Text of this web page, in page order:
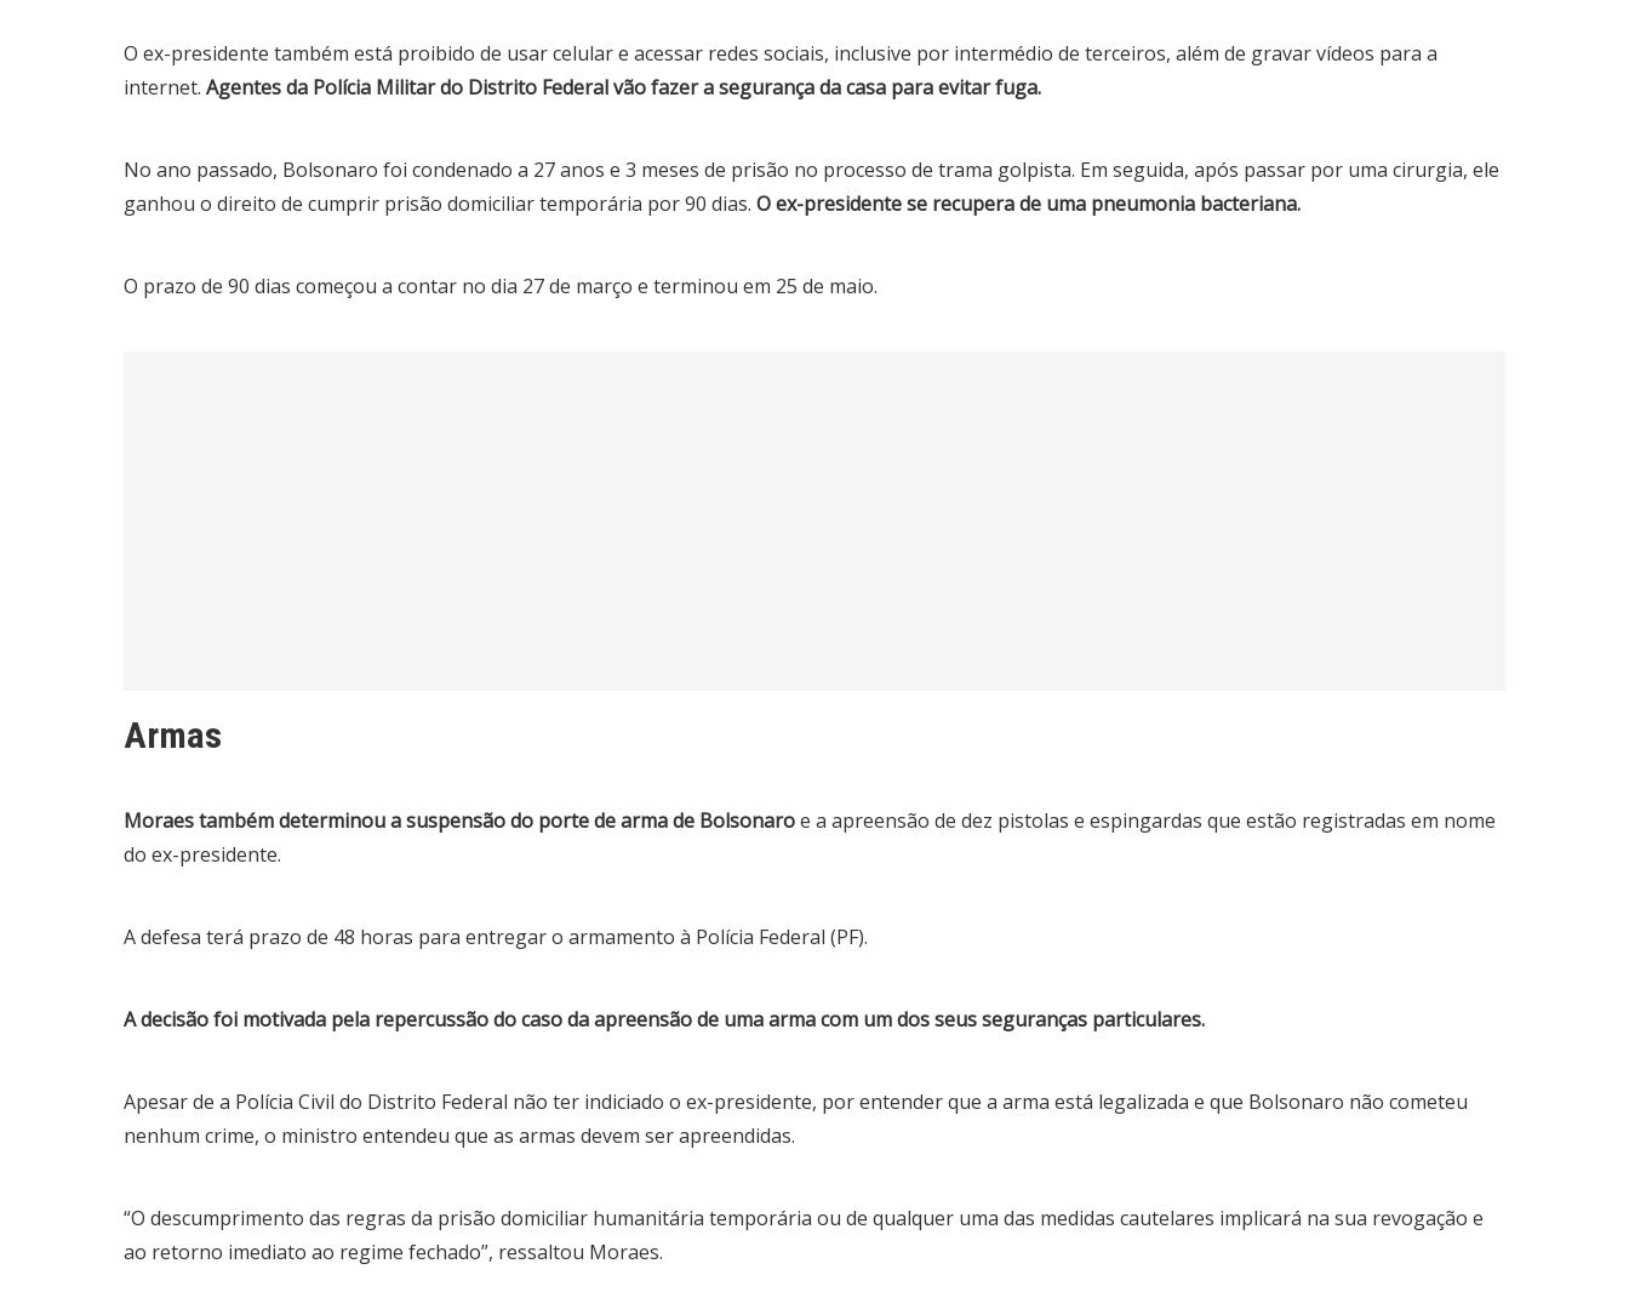
O ex-presidente também está proibido de usar celular e acessar redes sociais, inclusive por intermédio de terceiros, além de gravar vídeos para a
internet. Agentes da Polícia Militar do Distrito Federal vão fazer a segurança da casa para evitar fuga.
No ano passado, Bolsonaro foi condenado a 27 anos e 3 meses de prisão no processo de trama golpista. Em seguida, após passar por uma cirurgia, ele
ganhou o direito de cumprir prisão domiciliar temporária por 90 dias. O ex-presidente se recupera de uma pneumonia bacteriana.
O prazo de 90 dias começou a contar no dia 27 de março e terminou em 25 de maio.
Armas
Moraes também determinou a suspensão do porte de arma de Bolsonaroe a apreensão de dez pistolas e espingardas que estão registradas em nome
do ex-presidente.
A defesa terá prazo de 48 horas para entregar o armamento à Polícia Federal (PF).
A decisão foi motivada pela repercussão do caso da apreensão de uma arma com um dos seus seguranças particulares.
Apesar de a Polícia Civil do Distrito Federal não ter indiciado o ex-presidente, por entender que a arma está legalizada e que Bolsonaro não cometeu
nenhum crime, o ministro entendeu que as armas devem ser apreendidas.
“O descumprimento das regras da prisão domiciliar humanitária temporária ou de qualquer uma das medidas cautelares implicará na sua revogação e
ao retorno imediato ao regime fechado”, ressaltou Moraes.